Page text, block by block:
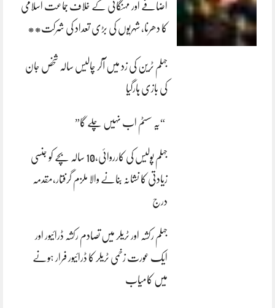
اضافے اور مہنگائی کے خلاف جماعت اسلامی
کا دھرنا، شہریوں کی بڑی تعداد کی شرکت**
جہلم ٹرین کی زد میں آکر چالیس سالہ شخص جان
کی بازی ہارگیا
“یہ سسٹم اب نہیں چلے گا”
جہلم پولیس کی کارروائی،10 سالہ بچے کو جنسی
زیادتی کا نشانہ بنانے والا ملزم گرفتار،مقدمہ
درج
جہلم رکشہ اور ٹریلر میں تصادم رکشہ ڈرائیور اور
ایک عورت زخمی ٹریلر کا ڈرائیور فرار ہونے
میں کامیاب